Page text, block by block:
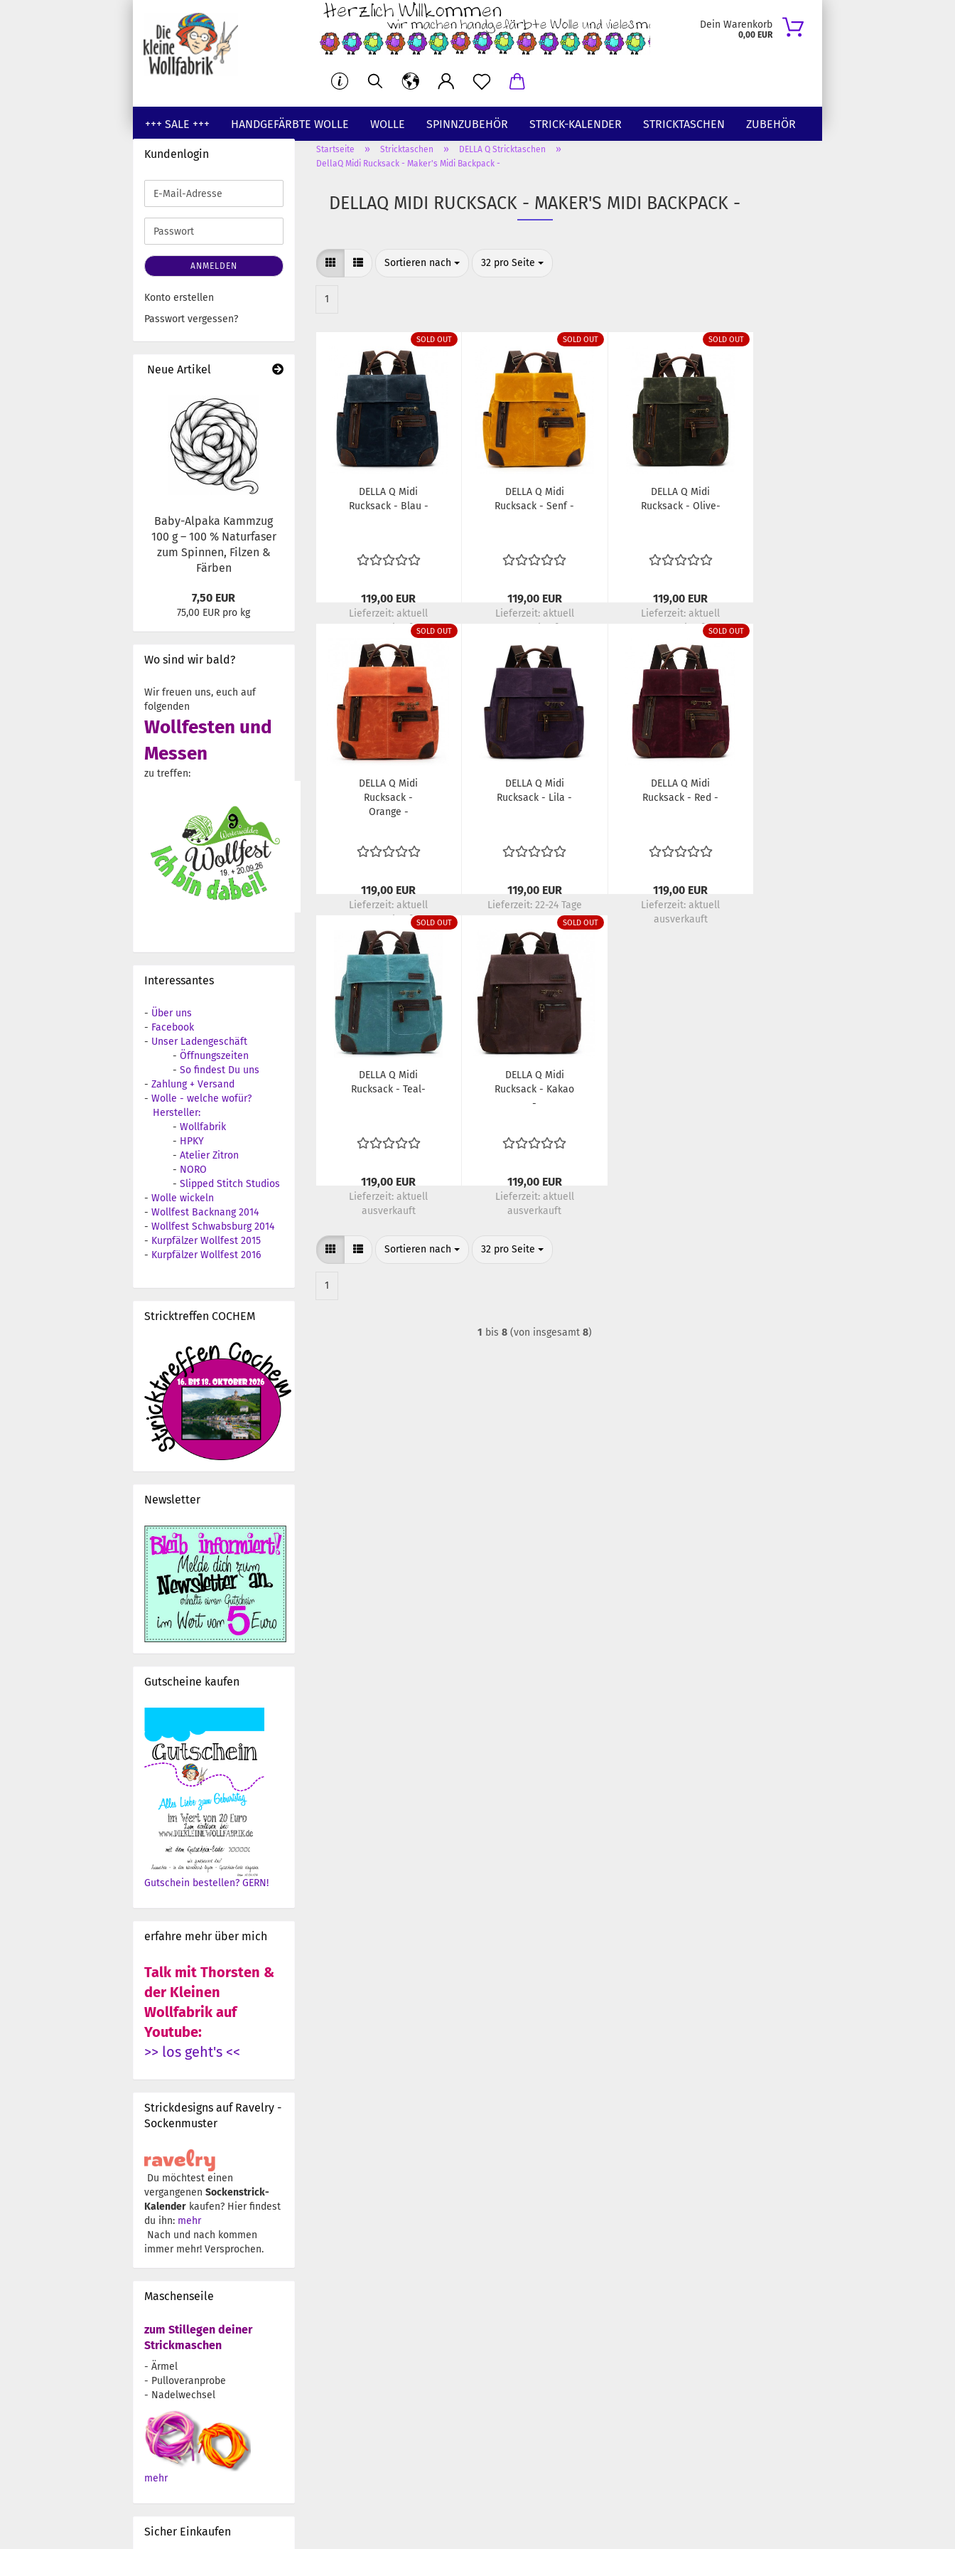
Dein Warenkorb
0,00 EUR
+++ SALE +++ HANDGEFÄRBTE WOLLE WOLLE SPINNZUBEHÖR STRICK-KALENDER STRICKTASCHEN ZUBEHÖR
GUTSCHEINE WOLLE UNGEFÄRBT
Startseite » Stricktaschen » DELLA Q Stricktaschen »
DellaQ Midi Rucksack - Maker's Midi Backpack -
DELLAQ MIDI RUCKSACK - MAKER'S MIDI BACKPACK -
Sortieren nach
Sortieren nach 32 pro Seite
pro Seite
1
SOLD OUT
DELLA Q Midi
Rucksack - Blau -
119,00 EUR
Lieferzeit:aktuell
ausverkauft
SOLD OUT
DELLA Q Midi
Rucksack - Senf -
119,00 EUR
Lieferzeit: aktuell
ausverkauft
SOLD OUT
DELLA Q Midi
Rucksack - Olive-
119,00 EUR
Lieferzeit:aktuell
ausverkauft
SOLD OUT
DELLA Q Midi
Rucksack -
Orange -
119,00 EUR
Lieferzeit:aktuell
ausverkauft
DELLA Q Midi
Rucksack - Lila -
119,00 EUR
Lieferzeit: 22-24 Tage
SOLD OUT
DELLA Q Midi
Rucksack - Red -
119,00 EUR
Lieferzeit:aktuell
ausverkauft
SOLD OUT
DELLA Q Midi
Rucksack - Teal-
119,00 EUR
Lieferzeit:aktuell
ausverkauft
SOLD OUT
DELLA Q Midi
Rucksack - Kakao
-
119,00 EUR
Lieferzeit: aktuell
ausverkauft
Sortieren nach
Sortieren nach 32 pro Seite
pro Seite
1
1 bis8 (von insgesamt8)
Kundenlogin
E-
Mail-
Adresse
Passwort
ANMELDEN
Konto erstellen
Passwort vergessen?
Neue Artikel
Baby-Alpaka Kammzug
100 g – 100 % Naturfaser
zum Spinnen, Filzen &
Färben
7,50 EUR
75,00 EUR pro kg
Wo sind wir bald?
Wir freuen uns, euch auf
folgenden
Wollfesten und
Messen
zu treffen:
Interessantes
- Über uns
- Facebook
- Unser Ladengeschäft
- Öffnungszeiten
- So findest Du uns
- Zahlung + Versand
- Wolle - welche wofür?
Hersteller:
- Wollfabrik
- HPKY
- Atelier Zitron
- NORO
- Slipped Stitch Studios
- Wolle wickeln
- Wollfest Backnang 2014
- Wollfest Schwabsburg 2014
- Kurpfälzer Wollfest 2015
- Kurpfälzer Wollfest 2016
Stricktreffen COCHEM
Newsletter
Gutscheine kaufen
Gutschein bestellen? GERN!
erfahre mehr über mich
Talk mit Thorsten &
der Kleinen
Wollfabrik auf
Youtube:
>> los geht's <<
Strickdesigns auf Ravelry -
Sockenmuster
Du möchtest einen
vergangenen Sockenstrick-
Kalender kaufen? Hier findest
du ihn: mehr
Nach und nach kommen
immer mehr! Versprochen.
Maschenseile
zum Stillegen deiner
Strickmaschen
- Ärmel
- Pulloveranprobe
- Nadelwechsel
mehr
Sicher Einkaufen